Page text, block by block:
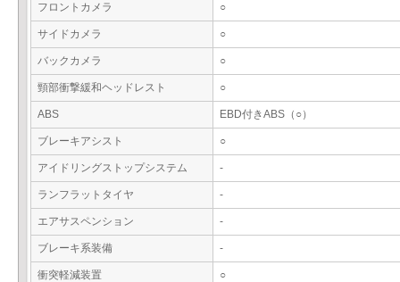
フロントカメラ ○
サイドカメラ ○
バックカメラ ○
頸部衝撃緩和ヘッドレスト ○
ABS EBD付きABS（○）
ブレーキアシスト ○
アイドリングストップシステム -
ランフラットタイヤ -
エアサスペンション -
ブレーキ系装備 -
衝突軽減装置 ○